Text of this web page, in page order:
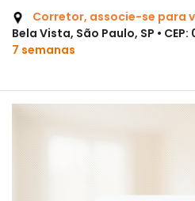
Corretor, associe-se para
Bela Vista, São Paulo, SP • CEP:
7 semanas